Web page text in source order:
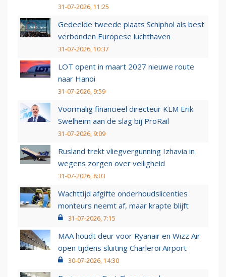
31-07-2026, 11:25
Gedeelde tweede plaats Schiphol als best
verbonden Europese luchthaven
31-07-2026, 10:37
LOT opent in maart 2027 nieuwe route
naar Hanoi
31-07-2026, 9:59
Voormalig financieel directeur KLM Erik
Swelheim aan de slag bij ProRail
31-07-2026, 9:09
Rusland trekt vliegvergunning Izhavia in
wegens zorgen over veiligheid
31-07-2026, 8:03
Wachttijd afgifte onderhoudslicenties
monteurs neemt af, maar krapte blijft
31-07-2026, 7:15
MAA houdt deur voor Ryanair en Wizz Air
open tijdens sluiting Charleroi Airport
30-07-2026, 14:30